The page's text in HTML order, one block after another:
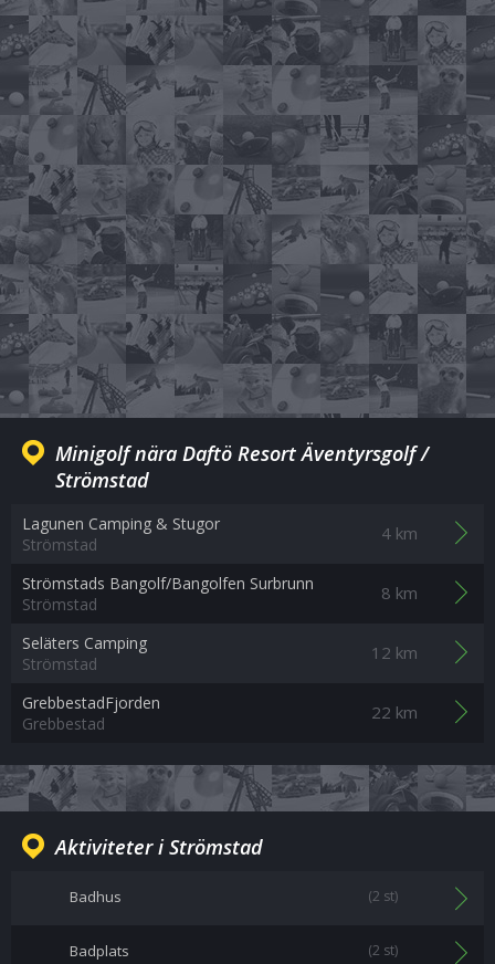
Minigolf nära Daftö Resort Äventyrsgolf /
Strömstad
Lagunen Camping & Stugor
Strömstad
4 km
Strömstads Bangolf/Bangolfen Surbrunn
Strömstad
8 km
Seläters Camping
Strömstad
12 km
GrebbestadFjorden
Grebbestad
22 km
Aktiviteter i Strömstad
Badhus (2 st)
Badplats (2 st)